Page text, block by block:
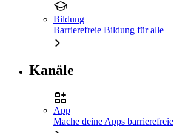
Bildung
Barrierefreie Bildung für alle
Kanäle
App
Mache deine Apps barrierefreie